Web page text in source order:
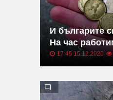
И българите
На час
17:45 15.12.2020